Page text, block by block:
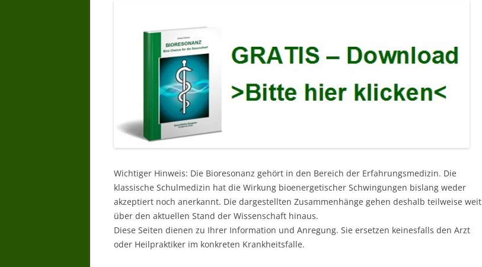
Wichtiger Hinweis: Die Bioresonanz gehört in den Bereich der Erfahrungsmedizin. Die
klassische Schulmedizin hat die Wirkung bioenergetischer Schwingungen bislang weder
akzeptiert noch anerkannt. Die dargestellten Zusammenhänge gehen deshalb teilweise weit
über den aktuellen Stand der Wissenschaft hinaus.
Diese Seiten dienen zu Ihrer Information und Anregung. Sie ersetzen keinesfalls den Arzt
oder Heilpraktiker im konkreten Krankheitsfalle.